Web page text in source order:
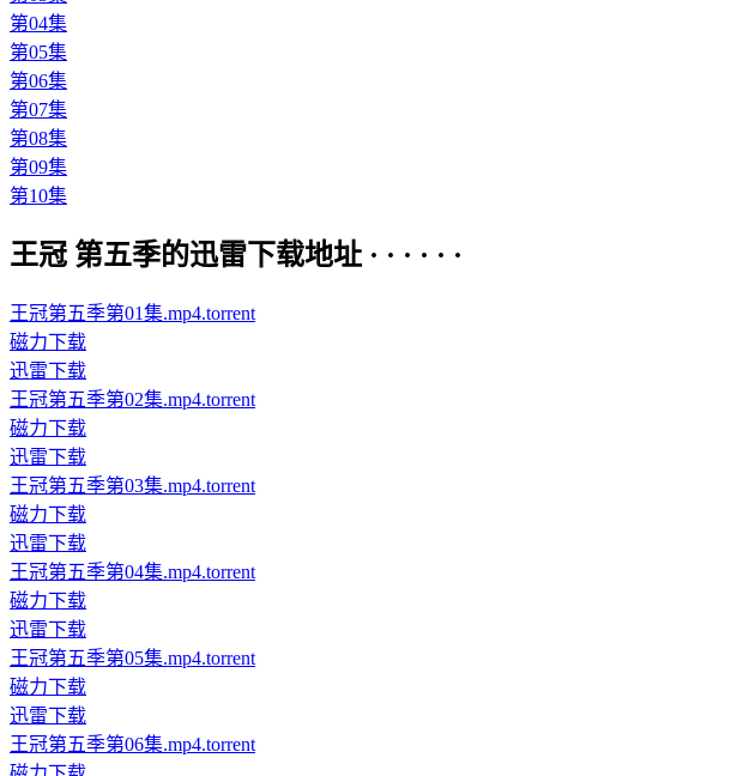
第04集
第05集
第06集
第07集
第08集
第09集
第10集
王冠 第五季的迅雷下载地址 · · · · · ·
王冠第五季第01集.mp4.torrent
磁力下载
迅雷下载
王冠第五季第02集.mp4.torrent
磁力下载
迅雷下载
王冠第五季第03集.mp4.torrent
磁力下载
迅雷下载
王冠第五季第04集.mp4.torrent
磁力下载
迅雷下载
王冠第五季第05集.mp4.torrent
磁力下载
迅雷下载
王冠第五季第06集.mp4.torrent